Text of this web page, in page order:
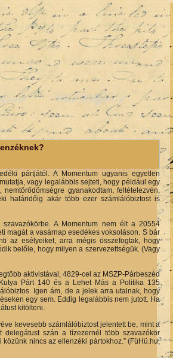
Club Hollywood
pártjától. A Momentum ugyanis egyetlen
vagy legalábbis sejteti, hogy például egy
gyanakodtam, feltételezvén,
határidőig akár több ezer számlálóbiztost is
A Momentum nem élt a 20554
magát a vasárnap esedékes voksoláson. S bár
az esélyeiket, arra mégis összefogtak, hogy
belőle, hogy milyen a szervezettségük. (Vagy
aktivistával, 4829-cel az MSZP-Párbeszéd
Párt 140 és a Lehet Más a Politika 135
Igen ám, de a jelek arra utalnak, hogy
egy sem. Eddig legalábbis nem jutott. Ha
kitölteni.
kevesebb számlálóbiztost jelentett be, mint a
szán a tízezernél több szavazókör
nincs az ellenzéki pártokhoz.” (FüHü.hu,